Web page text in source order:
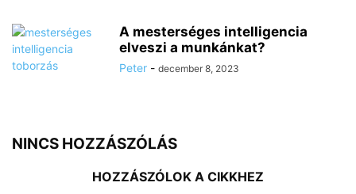
A mesterséges intelligencia
elveszi a munkánkat?
Peter - december 8, 2023
NINCS HOZZÁSZÓLÁS
HOZZÁSZÓLOK A CIKKHEZ